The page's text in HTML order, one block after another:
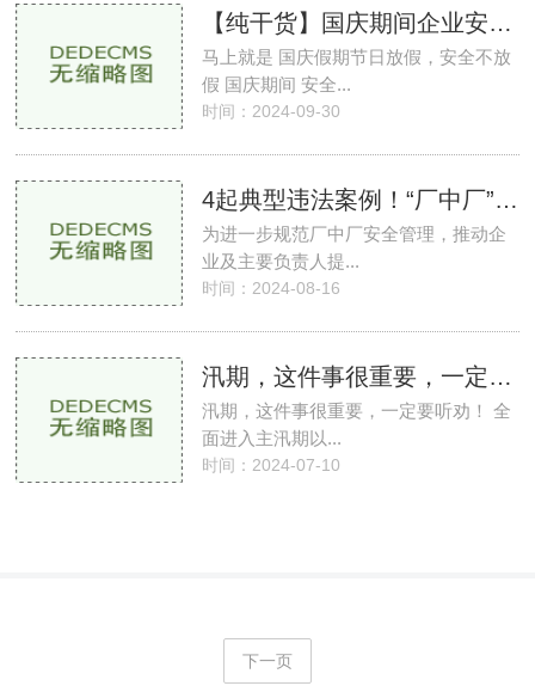
【纯干货】国庆期间企业安全管理要点！
马上就是 国庆假期节日放假，安全不放
假 国庆期间 安全...
时间：2024-09-30
4起典型违法案例！“厂中厂”安全如何管？
为进一步规范厂中厂安全管理，推动企
业及主要负责人提...
时间：2024-08-16
汛期，这件事很重要，一定要听劝！
汛期，这件事很重要，一定要听劝！ 全
面进入主汛期以...
时间：2024-07-10
下一页